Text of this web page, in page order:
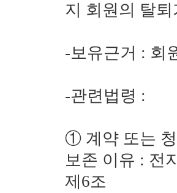
지 회원의 탈
-보유근거 : 회
-관련법령 :
① 계약 또는
보존 이유 : 전
제6조